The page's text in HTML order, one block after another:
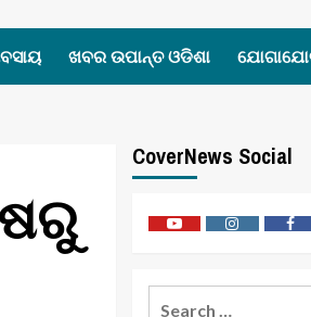
ଖବର ଉପାନ୍ତ ଓଡିଶା
CoverNews Social
YoutubeVimeo